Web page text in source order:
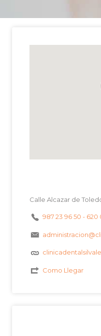
Calle Alcazar de
987 23 96 50 - 620
Como Llegar